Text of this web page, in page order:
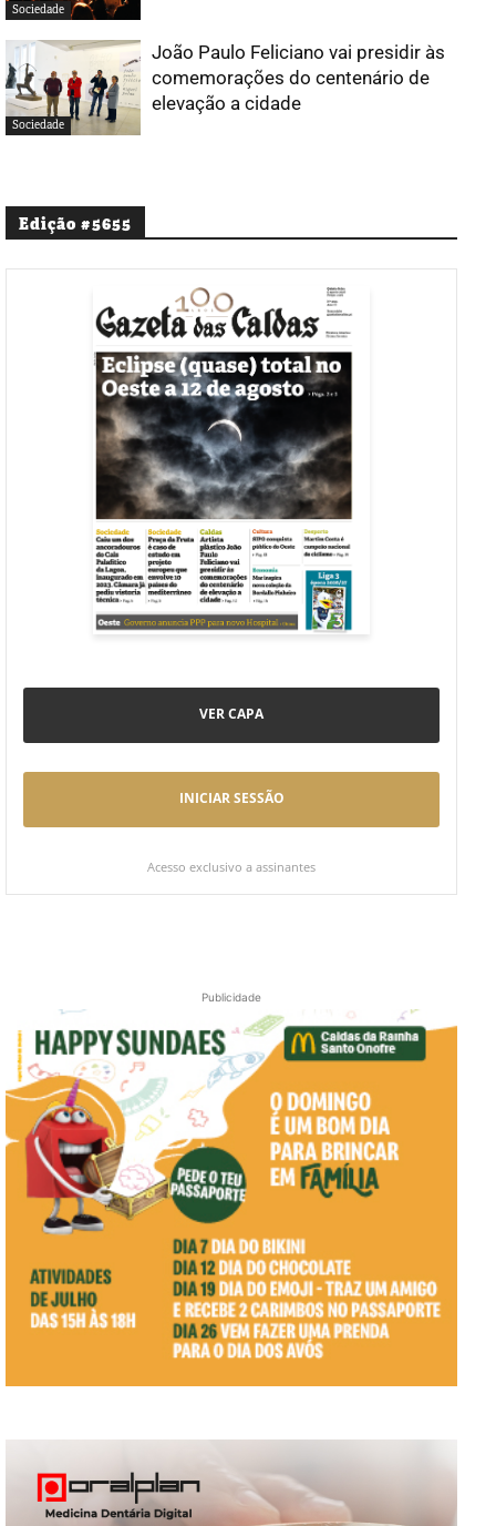
Sociedade
Sociedade
João Paulo Feliciano vai presidir às
comemorações do centenário de
elevação a cidade
Edição #5655
VER CAPA
INICIAR SESSÃO
Acesso exclusivo a assinantes
Publicidade